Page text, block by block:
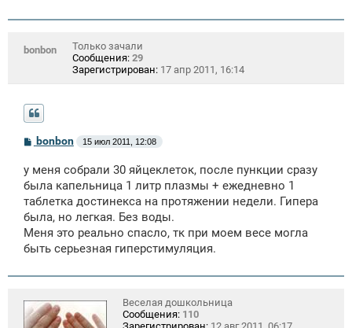
bonbon
Только зачали
Сообщения: 29
Зарегистрирован: 17 апр 2011, 16:14
С
б
щ
н
и
е
bonbon 15 июл 2011, 12:08
у меня собрали 30 яйцеклеток, после пункции сразу
была капельница 1 литр плазмы + ежедневно 1
таблетка достинекса на протяжении недели. Гипера
была, но легкая. Без воды.
Меня это реально спасло, тк при моем весе могла
быть серьезная гиперстимуляция.
Веселая дошкольница
Сообщения: 110